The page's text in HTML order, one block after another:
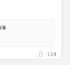
124